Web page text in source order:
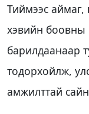
Тиймээс аймаг,
хэвийн
барилдаанаар
тодорхойлж,
амжилттай